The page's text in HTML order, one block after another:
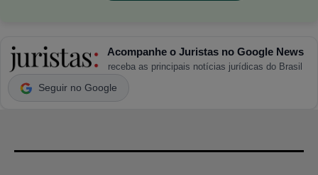
Acompanhe o Juristas no Google News
receba as principais notícias jurídicas do Brasil
Seguir no Google